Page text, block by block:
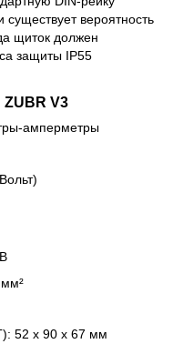
вероятность
щиток должен
защиты ІР55
ZUBR V3
амперметры
52 х 90 х 67 мм